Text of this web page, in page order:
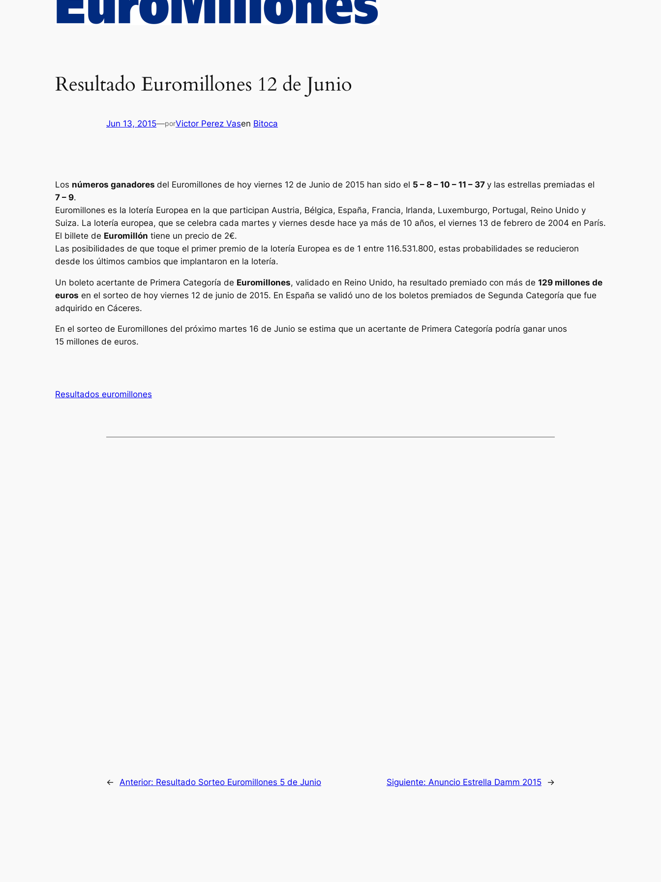
Resultado Euromillones 12 de Junio
Jun 13, 2015—porVictor Perez Vasen Bitoca
Los números ganadores del Euromillones de hoy viernes 12 de Junio de 2015 han sido el 5 – 8 – 10 – 11 – 37 y las estrellas premiadas el
7 – 9.
Euromillones es la lotería Europea en la que participan Austria, Bélgica, España, Francia, Irlanda, Luxemburgo, Portugal, Reino Unido y
Suiza. La lotería europea, que se celebra cada martes y viernes desde hace ya más de 10 años, el viernes 13 de febrero de 2004 en París.
El billete de Euromillón tiene un precio de 2€.
Las posibilidades de que toque el primer premio de la lotería Europea es de 1 entre 116.531.800, estas probabilidades se reducieron
desde los últimos cambios que implantaron en la lotería.
Un boleto acertante de Primera Categoría de Euromillones, validado en Reino Unido, ha resultado premiado con más de 129 millones de
euros en el sorteo de hoy viernes 12 de junio de 2015. En España se validó uno de los boletos premiados de Segunda Categoría que fue
adquirido en Cáceres.
En el sorteo de Euromillones del próximo martes 16 de Junio se estima que un acertante de Primera Categoría podría ganar unos
15 millones de euros.
Resultados euromillones
← Anterior: Resultado Sorteo Euromillones 5 de Junio Siguiente: Anuncio Estrella Damm 2015 →